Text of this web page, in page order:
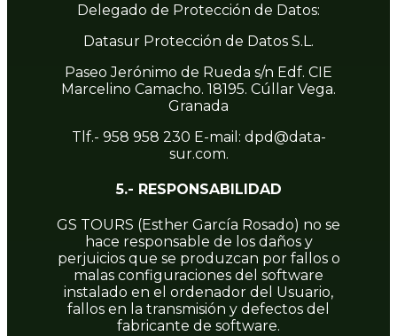
Delegado de Protección de Datos:
Datasur Protección de Datos S.L.
Paseo Jerónimo de Rueda s/n Edf. CIE
Marcelino Camacho. 18195. Cúllar Vega.
Granada
Tlf.- 958 958 230 E-mail: dpd@data-
sur.com.
5.- RESPONSABILIDAD
GS TOURS (Esther García Rosado) no se
hace responsable de los daños y
perjuicios que se produzcan por fallos o
malas configuraciones del software
instalado en el ordenador del Usuario,
fallos en la transmisión y defectos del
fabricante de software.